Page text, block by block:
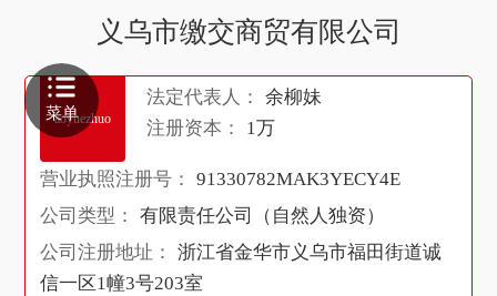
义乌市缴交商贸有限公司
aoyuezhuo
法定代表人：
余柳妹
注册资本：
1万
营业执照注册号：
91330782MAK3YECY4E
公司类型：
有限责任公司（自然人独资）
公司注册地址：
浙江省金华市义乌市福田街道诚
信一区1幢3号203室
菜单